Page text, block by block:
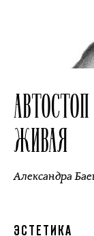
ЖИВАЯ
Александра
ЭСТЕТИКА